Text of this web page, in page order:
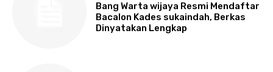
Bang Warta wijaya Resmi Mendaftar
Bacalon Kades sukaindah, Berkas
Dinyatakan Lengkap